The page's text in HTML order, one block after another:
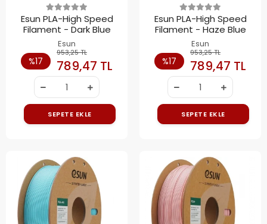
Esun PLA-High Speed
Filament - Dark Blue
Esun
%17
953,25 TL
789,47 TL
SEPETE EKLE
Esun PLA-High Speed
Filament - Haze Blue
Esun
%17
953,25 TL
789,47 TL
SEPETE EKLE